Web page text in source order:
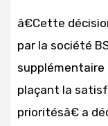
â€Cette
par la société
supplémentaire
plaçant la
prioritésâ€ a